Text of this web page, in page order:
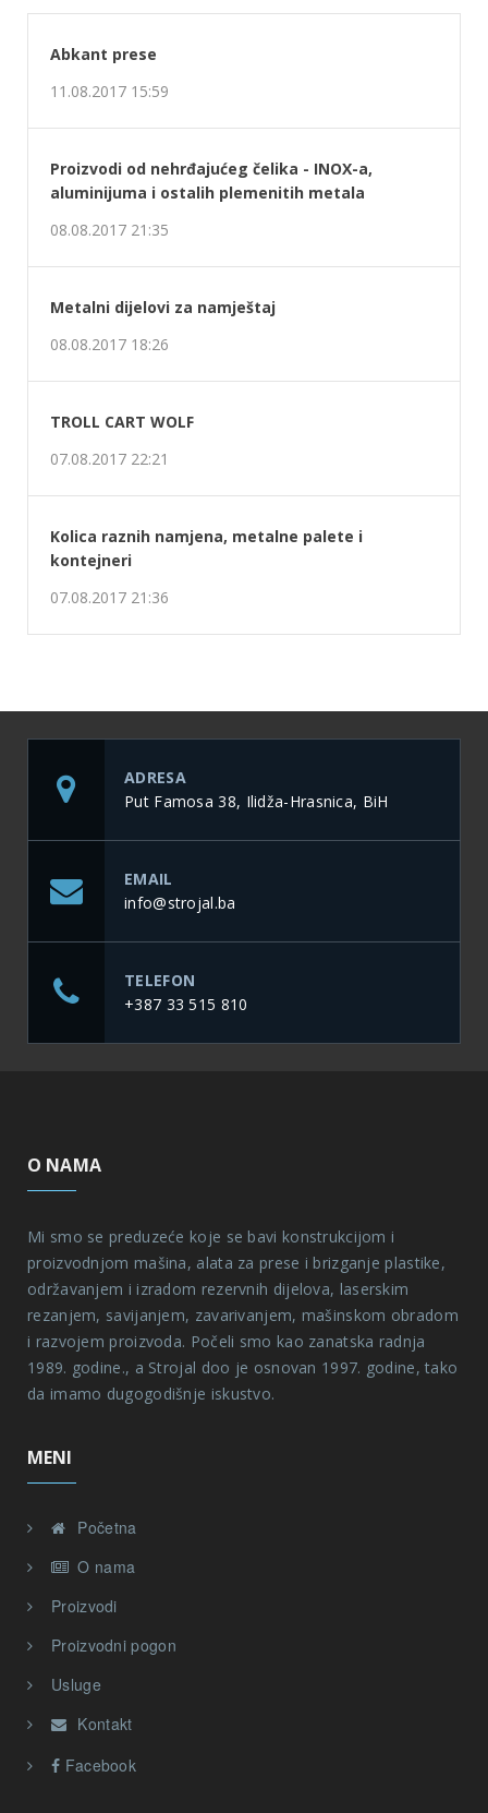
Abkant prese
11.08.2017 15:59
Proizvodi od nehrđajućeg čelika - INOX-a,
aluminijuma i ostalih plemenitih metala
08.08.2017 21:35
Metalni dijelovi za namještaj
08.08.2017 18:26
TROLL CART WOLF
07.08.2017 22:21
Kolica raznih namjena, metalne palete i
kontejneri
07.08.2017 21:36
ADRESA
Put Famosa 38, Ilidža-Hrasnica, BiH
EMAIL
info@strojal.ba
TELEFON
+387 33 515 810
O NAMA
Mi smo se preduzeće koje se bavi konstrukcijom i
proizvodnjom mašina, alata za prese i brizganje plastike,
održavanjem i izradom rezervnih dijelova, laserskim
rezanjem, savijanjem, zavarivanjem, mašinskom obradom
i razvojem proizvoda. Počeli smo kao zanatska radnja
1989. godine., a Strojal doo je osnovan 1997. godine, tako
da imamo dugogodišnje iskustvo.
MENI
Početna
O nama
Proizvodi
Proizvodni pogon
Usluge
Kontakt
Facebook